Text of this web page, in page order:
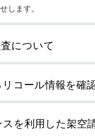
します。
について
コール情報を確
を利用した架空